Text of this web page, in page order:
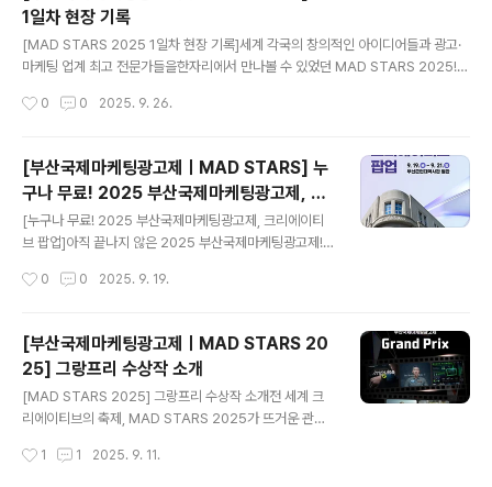
심사Young Stars젊은세대(Young Adults) 대상 전자담
배 건강 위해성 인식을 높이기 위한 캠페인 아이디어New
StarsAI 시대, 두려움을 넘어서 이해와 참여를 이끄는 캠
니다.YOUNG STARS & NEW STARS 참가자들은..
1일차 현장 기록
[MAD STARS 2025 1일차 현장 기록]세계 각국의 창의적인 아이디어들과 광고·
마케팅 업계 최고 전문가들을한자리에서 만나볼 수 있었던 MAD STARS 2025!
떤 모습이었을까요? 두근두근 기대와 설렘으로 가득했던 MAD STARS 2025의
기다렸던 MAD STARS 2025가아름다운 오션뷰를 자랑하는 시그니엘 부산을 무
대로 펼쳐졌습니다. 올해는 출범 이후 첫 시도로, 전문가들을 위한 행사와일반 시민
들이 함께할 수 있는 행사를 나누어 진행했는데요.덕분에 전문성은 한층 깊어졌고,
동시에 시민들에게는 더욱 친근하게 다가갈 수 있었답니다..
0 0 2025. 9. 26.
[부산국제마케팅광고제ㅣMAD STARS] 누
구나 무료! 2025 부산국제마케팅광고제, 크
리에이티브 팝업
[누구나 무료! 2025 부산국제마케팅광고제, 크리에이티
브 팝업]아직 끝나지 않은 2025 부산국제마케팅광고제!
찾아옵니다 🌟 9월 19일(금)부터 21일(일), 부산근현대역
있는 시민 참여형 축제인데요. 전시와 강연을 통해 세상을
바꿔온 크리에이티브 아이디어들을 한자리에서 만나고,광
고가 단순한 상업적 메시지를 넘어 시대를 움직여온 힘임
을 체감할 기회! 올가을, 당신의 일상에 새로운 영감을 더할
축제,2025 부산국제마케팅광고제, 크리에이티브 팝업에
브 팝업에는 다양한 강연 프로그램이 마련되어 있는데요.
0 0 2025. 9. 19.
[부산국제마케팅광고제ㅣMAD STARS 20
25] 그랑프리 수상작 소개
[MAD STARS 2025] 그랑프리 수상작 소개전 세계 크
리에이티브의 축제, MAD STARS 2025가 뜨거운 관심
의 그랑프리(Grand Prix of the Year)’ 수상작 두 편을
1 1 2025. 9. 11.